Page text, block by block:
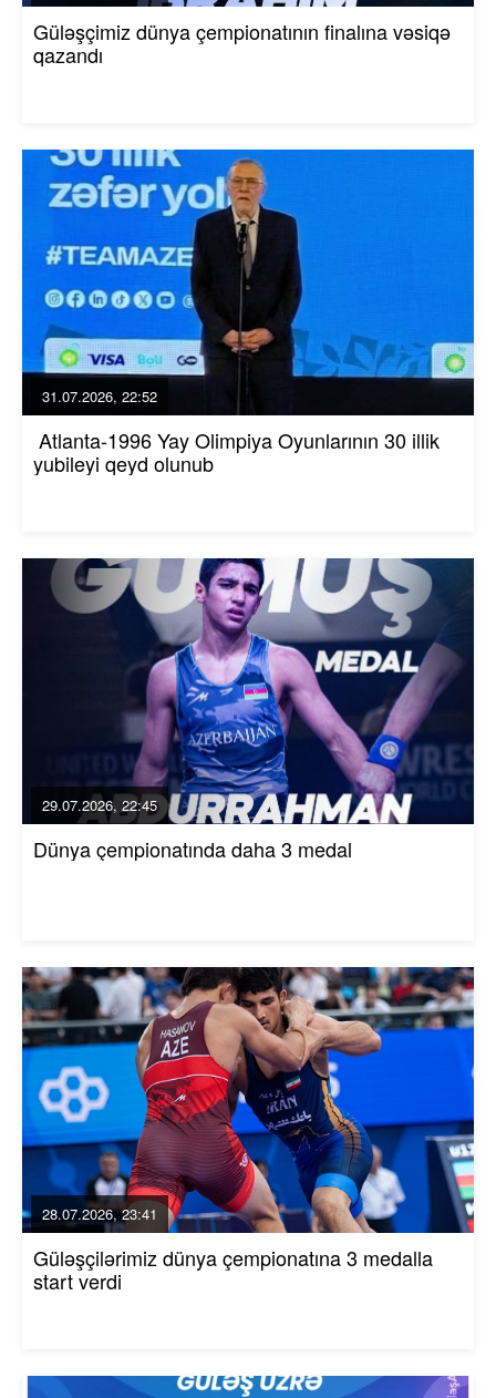
Güləşçimiz dünya çempionatının finalına vəsiqə
qazandı
31.07.2026, 22:52
Atlanta-1996 Yay Olimpiya Oyunlarının 30 illik
yubileyi qeyd olunub
29.07.2026, 22:45
Dünya çempionatında daha 3 medal
28.07.2026, 23:41
Güləşçilərimiz dünya çempionatına 3 medalla
start verdi